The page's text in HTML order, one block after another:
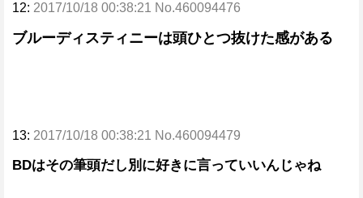
12: 2017/10/18 00:38:21 No.460094476
ブルーディスティニーは頭ひとつ抜けた感がある
13: 2017/10/18 00:38:21 No.460094479
BDはその筆頭だし別に好きに言っていいんじゃね